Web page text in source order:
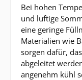
Bei hohen
und luftige
eine geringe
Materialien wie
sorgen dafür,
abgeleitet
angenehm kühl